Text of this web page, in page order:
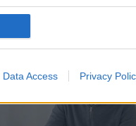
Data Access Privacy